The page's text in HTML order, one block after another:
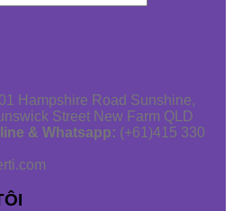
Hampshire Road Sunshine,
Street New Farm QLD
& Whatsapp: (+61)415 330